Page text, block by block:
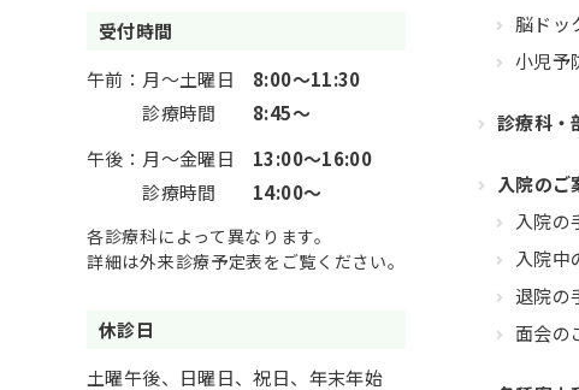
受付時間
午前： 月～土曜日
診療時間
8:00～11:30
8:45～
午後： 月～金曜日
診療時間
13:00～16:00
14:00～
各診療科によって異なります。
詳細は外来診療予定表をご覧ください。
休診日
土曜午後、日曜日、祝日、年末年始
脳ドッ
小児予
診療科・
入院のご
入院の
入院中
退院の
面会の